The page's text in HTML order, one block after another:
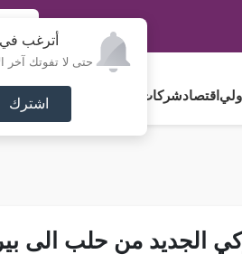
أترغب
حتى لا تفوتك آخر
اشترك
اقتصادشركات و استثمار فلسطين
الجديد من حلب الى